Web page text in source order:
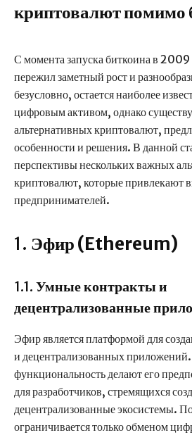
криптовалют помимо
С момента запуска биткоина в
пережил заметный рост и
безусловно, остается наиболее
цифровым активом, однако
альтернативных криптовалют,
особенности и решения. В данной
перспективы нескольких важных
криптовалют, которые привлекают
предпринимателей.
1. Эфир (Ethereum)
1.1. Умные контракты и
децентрализованные
Эфир является платформой для
и децентрализованных приложений.
функциональность делают его
для разработчиков, стремящихся
децентрализованные экосистемы.
ограничивается только обменом